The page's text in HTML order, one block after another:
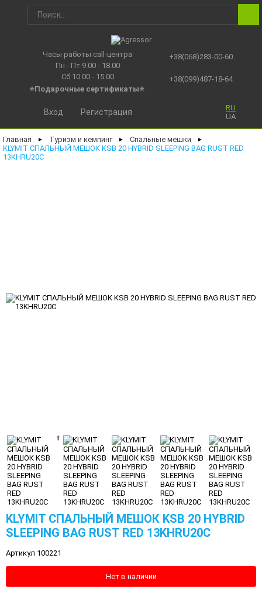
Часы работы call-центра
Пн - Пт 9.00 - 18.00
Сб 10.00 - 15.00
⭐Подарочные сертификаты⭐
+38(068)283-00-60
+38(099)487-18-64
RU
UA
Вход Регистрация
Главная ► Туризм и кемпинг ► Спальные мешки ►
KLYMIT СПАЛЬНЫЙ МЕШОК KSB 20 HYBRID SLEEPING BAG RUST RED
13KHRU20C
KLYMIT СПАЛЬНЫЙ МЕШОК KSB 20 HYBRID
SLEEPING BAG RUST RED 13KHRU20C
Артикул 100221
Нет в наличии